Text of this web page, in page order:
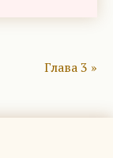
Глава 3 »